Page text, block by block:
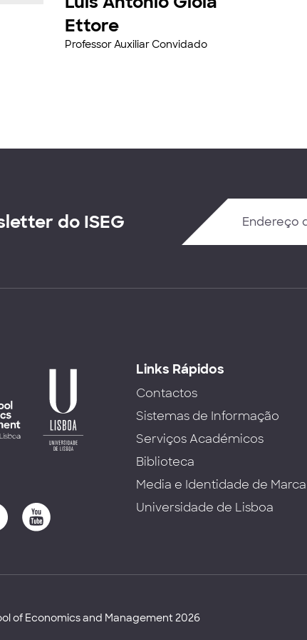
Ettore
Professor Auxiliar Convidado
do ISEG
Links Rápidos
Contactos
Sistemas de Informação
Serviços Académicos
Biblioteca
Media e Identidade de Marca
Universidade de Lisboa
of Economics and Management 2026